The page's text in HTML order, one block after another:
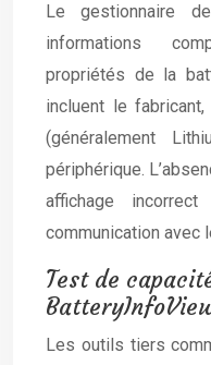
Le gestionnaire
informations
propriétés de la
incluent le
(généralement
périphérique.
affichage
communication avec
Test de
Les outils tiers